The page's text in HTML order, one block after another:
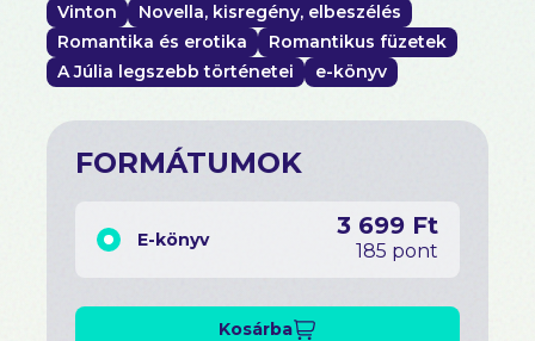
Vinton
Novella, kisregény, elbeszélés
Romantika és erotika
Romantikus füzetek
A Júlia legszebb történetei
e-könyv
FORMÁTUMOK
E-könyv 3 699 Ft
185 pont
Kosárba